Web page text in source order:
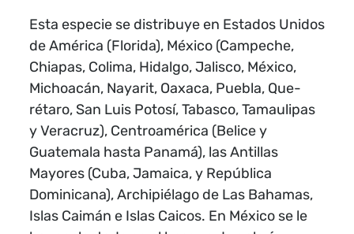
Esta especie se distribuye en Estados Unidos
de América (Florida), México (Campeche,
Chiapas, Colima, Hidalgo, Jalisco, México,
Michoacán, Nayarit, Oaxaca, Puebla, Que-
rétaro, San Luis Potosí, Tabasco, Tamaulipas
y Veracruz), Centroamérica (Belice y
Guatemala hasta Panamá), las Antillas
Mayores (Cuba, Jamaica, y República
Dominicana), Archipiélago de Las Bahamas,
Islas Caimán e Islas Caicos. En México se le